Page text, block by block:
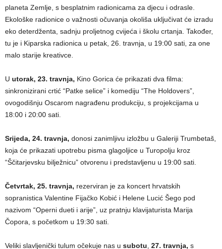
planeta Zemlje, s besplatnim radionicama za djecu i odrasle.
Ekološke radionice o važnosti očuvanja okoliša uključivat će izradu
eko deterdženta, sadnju proljetnog cvijeća i školu crtanja. Također,
tu je i Kiparska radionica u petak, 26. travnja, u 19:00 sati, za one
malo starije kreativce.
U utorak, 23. travnja, Kino Gorica će prikazati dva filma:
sinkronizirani crtić “Patke selice” i komediju “The Holdovers”,
ovogodišnju Oscarom nagrađenu produkciju, s projekcijama u
18:00 i 20:00 sati.
Srijeda, 24. travnja, donosi zanimljivu izložbu u Galeriji Trumbetaš,
koja će prikazati upotrebu pisma glagoljice u Turopolju kroz
“Ščitarjevsku bilježnicu” otvorenu i predstavljenu u 19:00 sati.
Četvrtak, 25. travnja, rezerviran je za koncert hrvatskih
sopranistica Valentine Fijačko Kobić i Helene Lucić Šego pod
nazivom “Operni dueti i arije”, uz pratnju klavijaturista Marija
Čopora, s početkom u 19:30 sati.
Veliki slavljenički tulum očekuje nas u subotu 27. travnja, s